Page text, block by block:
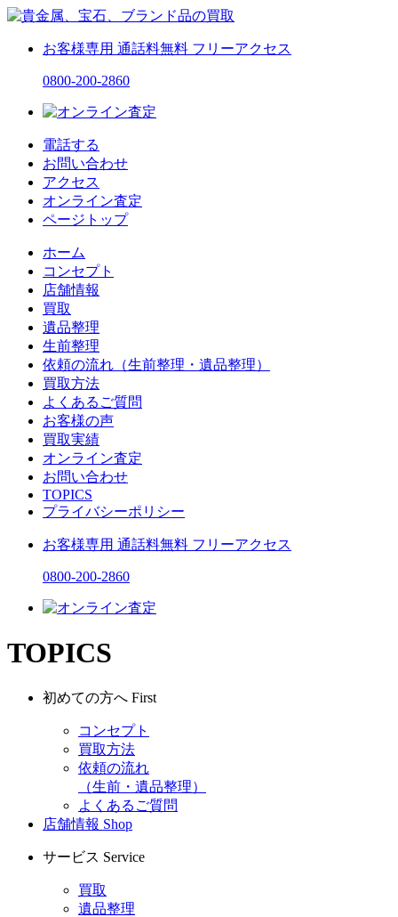
お客様専用 通話料無料 フリーアクセス
0800-200-2860
電話する
お問い合わせ
アクセス
オンライン査定
ページトップ
ホーム
コンセプト
店舗情報
買取
遺品整理
生前整理
依頼の流れ（生前整理・遺品整理）
買取方法
よくあるご質問
お客様の声
買取実績
オンライン査定
お問い合わせ
TOPICS
プライバシーポリシー
お客様専用 通話料無料 フリーアクセス
0800-200-2860
TOPICS
初めての方へ First
コンセプト
買取方法
依頼の流れ
（生前・遺品整理）
よくあるご質問
店舗情報 Shop
サービス Service
買取
遺品整理